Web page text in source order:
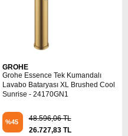
GROHE
Grohe Essence Tek Kumandalı
Lavabo Bataryası XL Brushed Cool
Sunrise - 24170GN1
%45
48.596,06 TL
26.727,83 TL